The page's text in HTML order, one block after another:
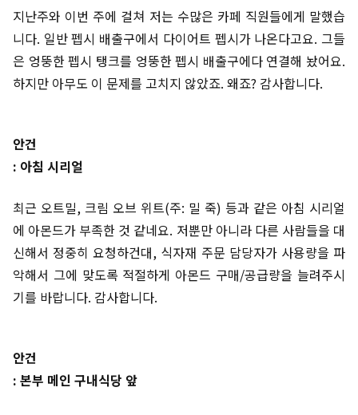
지난주와 이번 주에 걸쳐 저는 수많은 카페 직원들에게 말했습
니다. 일반 펩시 배출구에서 다이어트 펩시가 나온다고요. 그들
은 엉뚱한 펩시 탱크를 엉뚱한 펩시 배출구에다 연결해 놨어요.
하지만 아무도 이 문제를 고치지 않았죠. 왜죠? 감사합니다.
안건
: 아침 시리얼
최근 오트밀, 크림 오브 위트(주: 밀 죽) 등과 같은 아침 시리얼
에 아몬드가 부족한 것 같네요. 저뿐만 아니라 다른 사람들을 대
신해서 정중히 요청하건대, 식자재 주문 담당자가 사용량을 파
악해서 그에 맞도록 적절하게 아몬드 구매/공급량을 늘려주시
기를 바랍니다. 감사합니다.
안건
: 본부 메인 구내식당 앞